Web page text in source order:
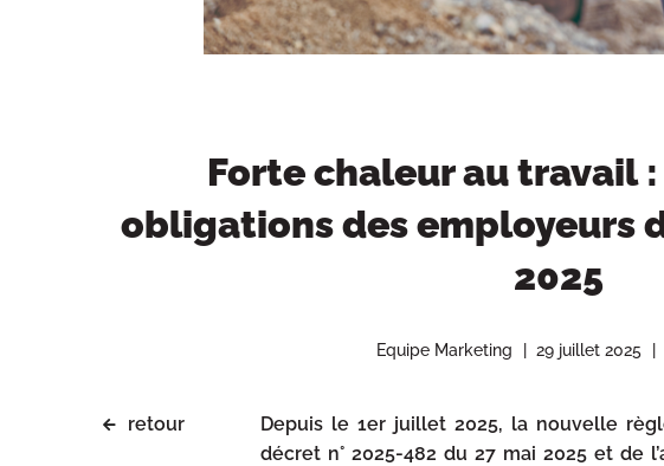
Forte chaleur au travail
obligations des employeurs
2025
Equipe Marketing 29 juillet 2025
retour
Depuis le 1er juillet 2025, la nouvelle
décret n° 2025-482 du 27 mai 2025 et de